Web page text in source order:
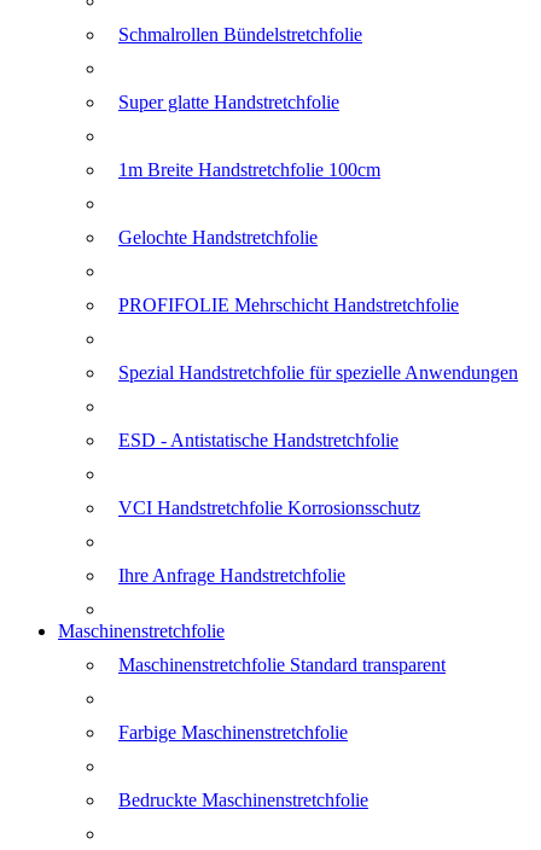
Schmalrollen Bündelstretchfolie
Super glatte Handstretchfolie
1m Breite Handstretchfolie 100cm
Gelochte Handstretchfolie
PROFIFOLIE Mehrschicht Handstretchfolie
Spezial Handstretchfolie für spezielle Anwendungen
ESD - Antistatische Handstretchfolie
VCI Handstretchfolie Korrosionsschutz
Ihre Anfrage Handstretchfolie
Maschinenstretchfolie
Maschinenstretchfolie Standard transparent
Farbige Maschinenstretchfolie
Bedruckte Maschinenstretchfolie